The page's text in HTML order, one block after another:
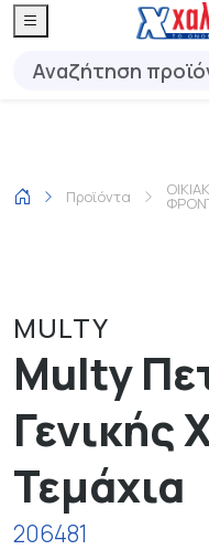
Προϊόντα
MULTY
Multy
Γενικής
Τεμάχια
206481